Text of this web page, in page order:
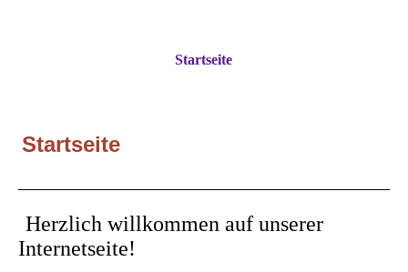
Startseite
Startseite
Herzlich willkommen auf unserer
Internetseite!